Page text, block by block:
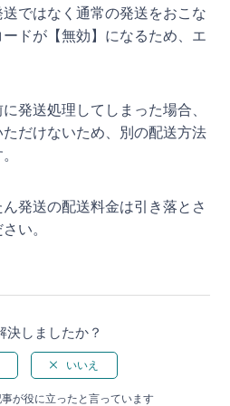
ではなく通常の発送をおこな
ドが【無効】になるため、エ
発送処理してしまった場合、
だけないため、別の配送方法
発送の配送料金は引き落とさ
い。
決しましたか？
が役に立ったと言っています